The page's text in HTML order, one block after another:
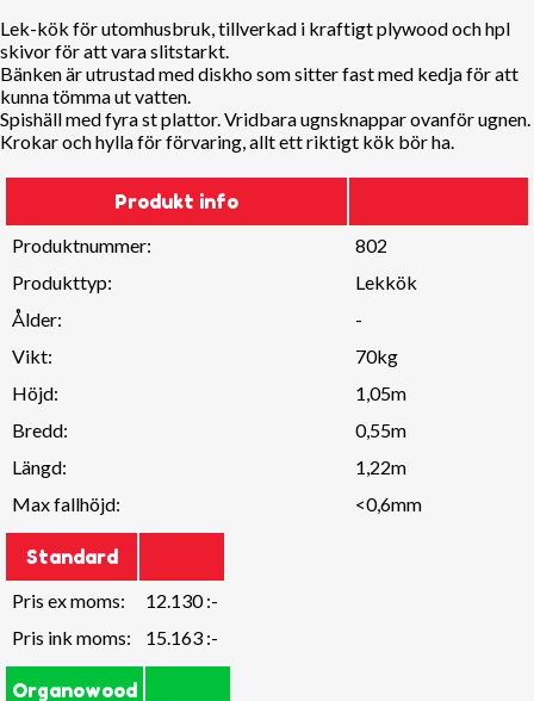
Lek-kök för utomhusbruk, tillverkad i kraftigt plywood och hpl
skivor för att vara slitstarkt.
Bänken är utrustad med diskho som sitter fast med kedja för att
kunna tömma ut vatten.
Spishäll med fyra st plattor. Vridbara ugnsknappar ovanför ugnen.
Krokar och hylla för förvaring, allt ett riktigt kök bör ha.
Produkt info
Produktnummer:
802
Produkttyp:
Lekkök
Ålder:
-
Vikt:
70kg
Höjd:
1,05m
Bredd:
0,55m
Längd:
1,22m
Max fallhöjd:
<0,6mm
Standard
Pris ex moms:
12.130 :-
Pris ink moms:
15.163 :-
Organowood